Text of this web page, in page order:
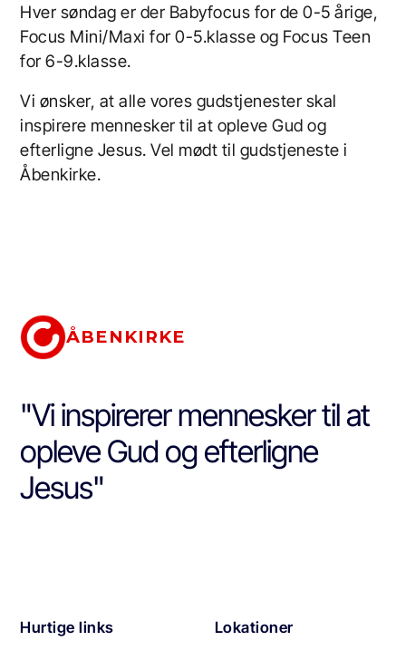
Hver søndag er der Babyfocus for de 0-5 årige,
Focus Mini/Maxi for 0-5.klasse og Focus Teen
for 6-9.klasse.
Vi ønsker, at alle vores gudstjenester skal
inspirere mennesker til at opleve Gud og
efterligne Jesus. Vel mødt til gudstjeneste i
Åbenkirke.
ÅBENKIRKE
"Vi inspirerer mennesker til at
opleve Gud og efterligne
Jesus"
Hurtige links Lokationer